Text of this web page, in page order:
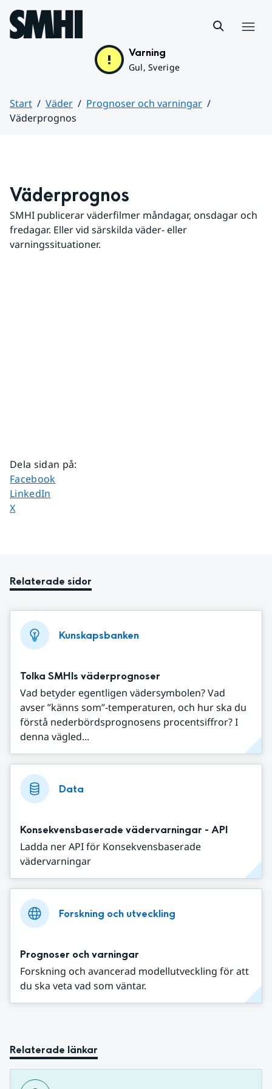
Hoppa till sidans innehåll
Varning
Gul, Sverige
Start Väder
Prognoser och varningar
Väderprognos
Väderprognos
SMHI publicerar väderfilmer måndagar, onsdagar och
fredagar. Eller vid särskilda väder- eller
varningssituationer.
Dela sidan på:
Dela sidan på
Facebook
Dela sidan på
LinkedIn
Dela sidan på
X
Relaterade sidor
Kunskapsbanken
Tolka SMHIs väderprognoser
Vad betyder egentligen vädersymbolen? Vad
avser ”känns som”-temperaturen, och hur ska du
förstå nederbördsprognosens procentsiffror? I
denna vägled...
Data
Konsekvensbaserade vädervarningar - API
Ladda ner API för Konsekvensbaserade
vädervarningar
Forskning och utveckling
Prognoser och varningar
Forskning och avancerad modellutveckling för att
du ska veta vad som väntar.
Relaterade länkar